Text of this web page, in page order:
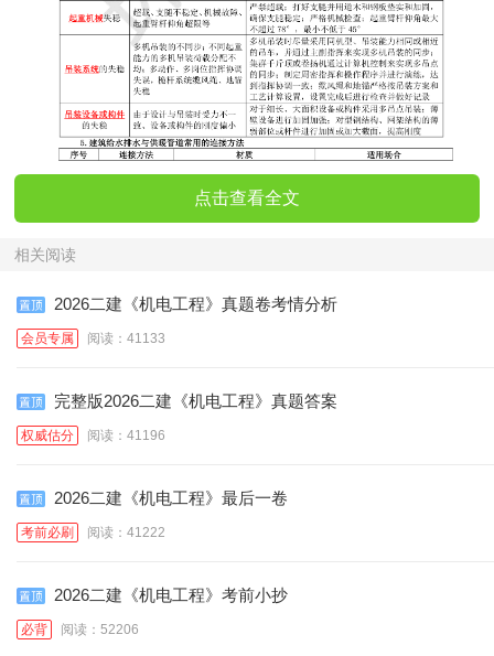
点击查看全文
相关阅读
2026二建《机电工程》真题卷考情分析
会员专属 阅读：41133
完整版2026二建《机电工程》真题答案
权威估分 阅读：41196
2026二建《机电工程》最后一卷
考前必刷 阅读：41222
2026二建《机电工程》考前小抄
必背 阅读：52206